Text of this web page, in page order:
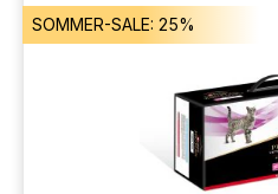
SOMMER-SALE: 25%